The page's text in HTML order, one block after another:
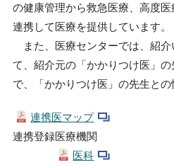
の健康管理から救急医療、高度
連携して医療を提供しています。
また、医療センターでは、紹介
て、紹介元の「かかりつけ医」
で、「かかりつけ医」の先生との
連携医マップ
連携登録医療機関
医科